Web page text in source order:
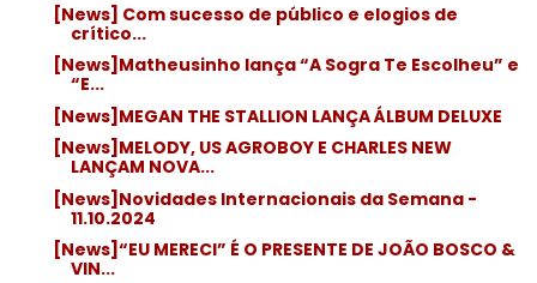
[News] Com sucesso de público e elogios de
crítico...
[News]Matheusinho lança “A Sogra Te Escolheu” e
“E...
[News]MEGAN THE STALLION LANÇA ÁLBUM DELUXE
[News]MELODY, US AGROBOY E CHARLES NEW
LANÇAM NOVA...
[News]Novidades Internacionais da Semana -
11.10.2024
[News]“EU MERECI” É O PRESENTE DE JOÃO BOSCO &
VIN...